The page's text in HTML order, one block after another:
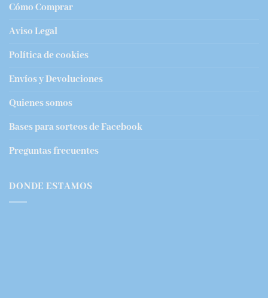
Cómo Comprar
Aviso Legal
Política de cookies
Envíos y Devoluciones
Quienes somos
Bases para sorteos de Facebook
Preguntas frecuentes
DONDE ESTAMOS